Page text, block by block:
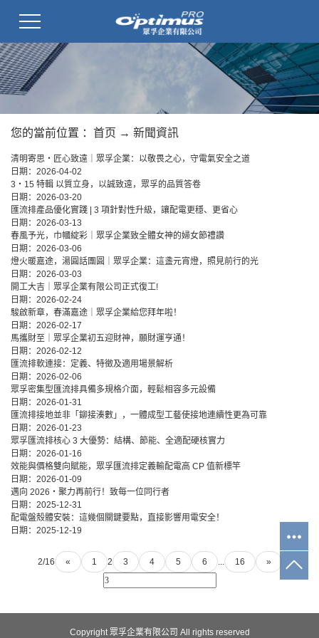
您的當前位置 ： 首页 → 新聞資訊
清明寄思・匠心致遠｜眾孚企業：以敬畏之心，守電氣安全之道
日期： 2026-04-02
3・15 特輯 以質立身，以誠致遠，眾孚的品質答卷
日期： 2026-03-20
匯流排產品優化實踐 | 3 項針對性升級，讓配電更穩、更省心
日期： 2026-03-13
春風予光，巾幗綻彩｜眾孚企業致全體女神的婦女節禮讚
日期： 2026-03-06
燈火暖嘉途，湯圓話團圓｜眾孚企業：這盞元宵燈，照見前行的光
日期： 2026-03-03
開工大吉｜眾孚企業有限公司正式復工!
日期： 2026-02-24
駿啟新章，春滿嘉途｜眾孚企業給您拜年啦！
日期： 2026-02-17
馬攜財至｜眾孚企業初五迎財神，願財運亨通！
日期： 2026-02-12
匯流排軟連接：定義、特徵及適用場景解析
日期： 2026-02-06
眾孚密集型匯流排具備多規格介面，輕鬆相容多元設備
日期： 2026-01-31
匯流排接地並非「鉚接湊數」，一體成型工藝使接地連續性更為可靠
日期： 2026-01-23
眾孚匯流排核心 3 大優勢：結構、節能、全適配硬核實力
日期： 2026-01-16
效能與價格雙向賦能，眾孚匯流排定義輸配電高 CP 值新標竿
日期： 2026-01-09
邁向 2026・聚力再前行！致每一位同行者
日期： 2025-12-31
配電盤殼體安裝：這幾個關鍵要點，直接影響用電安全！
日期： 2025-12-19
2/16 « 1 2 3 4 5 6 ... 16 »
Copyright 眾孚企業有限公司 All rights reserved